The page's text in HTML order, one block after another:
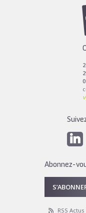
Abonnez-
RSS Actus